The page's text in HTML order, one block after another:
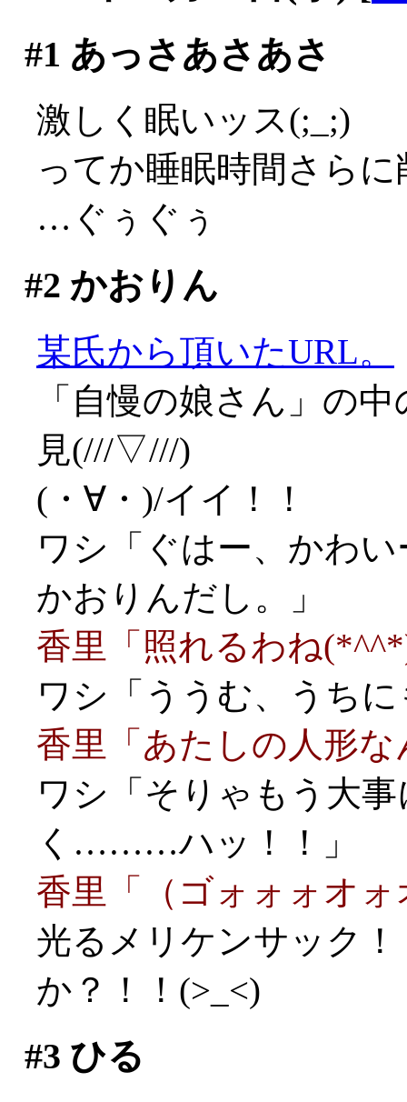
#1 あっさあさあさ
激しく眠いッス(;_;)
ってか睡眠時間さら
…ぐぅぐぅ
#2 かおりん
某氏から頂いたURL。
「自慢の娘さん」の
見(///▽///)
(・∀・)/イイ！！
ワシ「ぐはー、かわ
かおりんだし。」
香里「照れるわね
ワシ「ううむ、うち
香里「あたしの人形
ワシ「そりゃもう大
く………ハッ！！」
香里「（ゴォォォオ
光るメリケンサック
か？！！(>_<)
#3 ひる